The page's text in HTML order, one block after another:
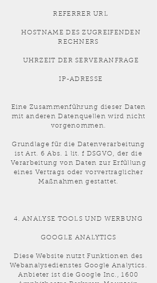
REFERRER URL
HOSTNAME DES ZUGREIFENDEN
RECHNERS
UHRZEIT DER SERVERANFRAGE
IP-ADRESSE
Eine Zusammenführung dieser Daten
mit anderen Datenquellen wird nicht
vorgenommen.
Grundlage für die Datenverarbeitung
ist Art. 6 Abs. 1 lit. f DSGVO, der die
Verarbeitung von Daten zur Erfüllung
eines Vertrags oder vorvertraglicher
Maßnahmen gestattet.
4. ANALYSE TOOLS UND WERBUNG
GOOGLE ANALYTICS
Diese Website nutzt Funktionen des
Webanalysedienstes Google Analytics.
Anbieter ist die Google Inc., 1600